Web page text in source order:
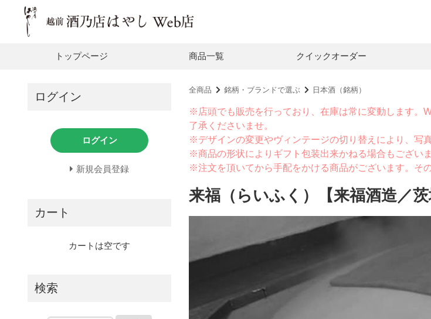
トップページ 商品一覧 クイックオーダー
全商品 銘柄・ブランドで選ぶ 日本酒（銘柄）
※店頭でも販売を行っており、在庫は常に変動します。
了承くださいませ。
※デザインの変更やヴィンテージの切り替えにより、写
※商品の形状によりギフト包装出来かねる場合もございま
※注文を頂いてから手配をかける商品がございます。そ
来福（らいふく）【来福酒造／茨
ログイン
ログイン
新規会員登録
カート
カートは空です
検索